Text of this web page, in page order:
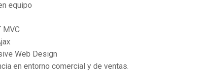
equipo
MVC
Web Design
en entorno comercial y de ventas.